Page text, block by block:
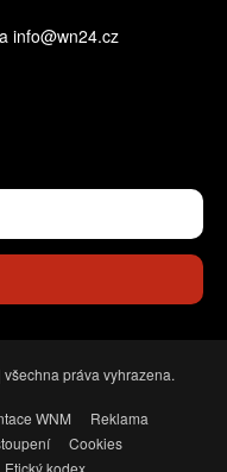
info@wn24.cz
| všechna práva vyhrazena.
WNM
Reklama
Cookies
Etický kodex